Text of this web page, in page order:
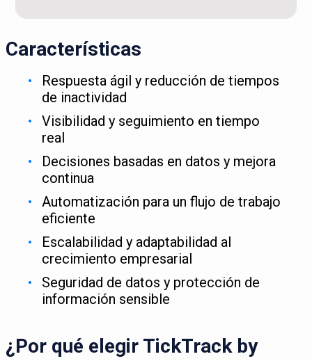
Características
Respuesta ágil y reducción de tiempos
de inactividad
Visibilidad y seguimiento en tiempo
real
Decisiones basadas en datos y mejora
continua
Automatización para un flujo de trabajo
eficiente
Escalabilidad y adaptabilidad al
crecimiento empresarial
Seguridad de datos y protección de
información sensible
¿Por qué elegir TickTrack by